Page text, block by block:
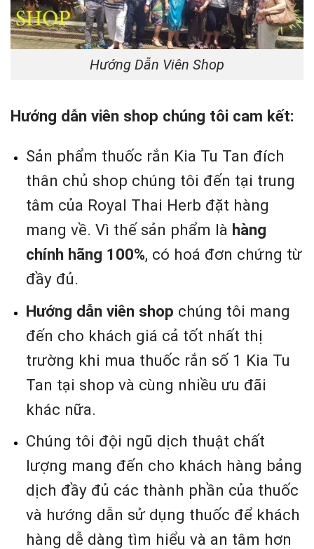
Hướng Dẫn Viên Shop
Hướng dẫn viên shop chúng tôi cam kết:
Sản phẩm thuốc rắn Kia Tu Tan đích
thân chủ shop chúng tôi đến tại trung
tâm của Royal Thai Herb đặt hàng
mang về. Vì thế sản phẩm là hàng
chính hãng 100%, có hoá đơn chứng từ
đầy đủ.
Hướng dẫn viên shop chúng tôi mang
đến cho khách giá cả tốt nhất thị
trường khi mua thuốc rắn số 1 Kia Tu
Tan tại shop và cùng nhiều ưu đãi
khác nữa.
Chúng tôi đội ngũ dịch thuật chất
lượng mang đến cho khách hàng bảng
dịch đầy đủ các thành phần của thuốc
và hướng dẫn sử dụng thuốc để khách
hàng dễ dàng tìm hiểu và an tâm hơn